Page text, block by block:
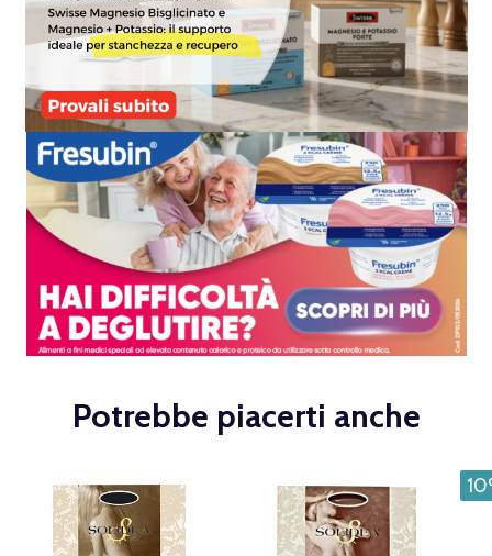
Potrebbe piacerti anche